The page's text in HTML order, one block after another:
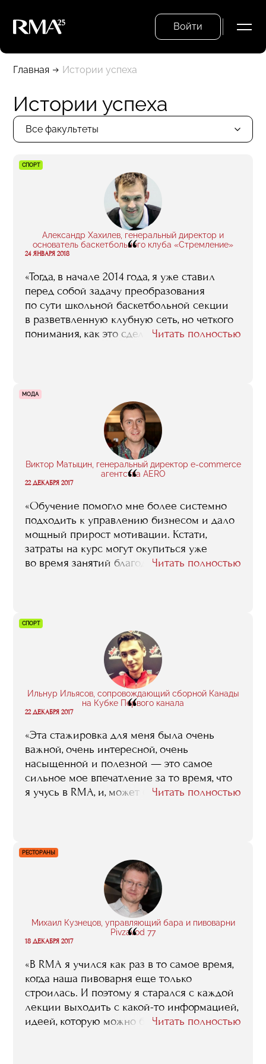
Войти
Главная Истории успеха
Истории успеха
Все факультеты
СПОРТ
Александр Хахилев, генеральный директор и
основатель баскетбольного клуба «Стремление»
“
24 ЯНВАРЯ 2018
«Тогда, в начале 2014 года, я уже ставил
перед собой задачу преобразования
по сути школьной баскетбольной секции
в разветвленную клубную сеть, но четкого
понимания, как это сделать, и, что самое
вложений, я не понимал, и очень
рассчитывал на то, что обучение в RMA
мне ответы на все эти вопросы подскажет.
Так оно, в общем, и произошло. Достаточно
сказать, что в итоге мой диплом, который
я писал под руководством Сергея
Нечувилина, был посвящен именно теме
построения баскетбольного клуба,
и содержал конкретные денежные
расчеты, реальный бизнес-план, который
потом и был приведен в исполнение».
Читать полностью
МОДА
Виктор Матыцин, генеральный директор e-commerce
агентства AERO
“
22 ДЕКАБРЯ 2017
«Обучение помогло мне более системно
подходить к управлению бизнесом и дало
мощный прирост мотивации. Кстати,
затраты на курс могут окупиться уже
во время занятий благодаря заключению
и преподаватели. Люди, которые не боятся
делать крутые виражи, придумывают
нестандартные решения и меняют
Читать полностью
СПОРТ
Ильнур Ильясов, сопровождающий сборной Канады
на Кубке Первого канала
“
22 ДЕКАБРЯ 2017
«Эта стажировка для меня была очень
важной, очень интересной, очень
насыщенной и полезной — это самое
сильное мое впечатление за то время, что
я учусь в RMA, и, может быть даже, одно
сказал, что им понравилось со мной
работать, пообещал, что будет
рекомендовать меня канадским командам,
которые будут в Россию приезжать
на те или иные турниры».
Читать полностью
РЕСТОРАНЫ
Михаил Кузнецов, управляющий бара и пивоварни
Pivzavod 77
“
18 ДЕКАБРЯ 2017
«В RMA я учился как раз в то самое время,
когда наша пивоварня еще только
строилась. И поэтому я старался с каждой
лекции выходить с какой-то информацией,
идеей, которую можно было бы поскорее
Читать полностью